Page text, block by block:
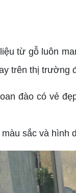
từ gỗ luôn
trên thị trường
đào có vẻ
sắc và hình